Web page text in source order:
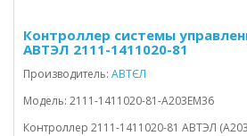
Контроллер системы
АВТЭЛ 2111-1411020-81
Производитель: АВТЄЛ
Модель: 2111-1411020-81-A203EM36
Контроллер 2111-1411020-81 АВТЭЛ